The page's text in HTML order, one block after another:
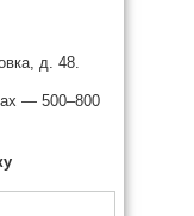
д. 48.
— 500–800